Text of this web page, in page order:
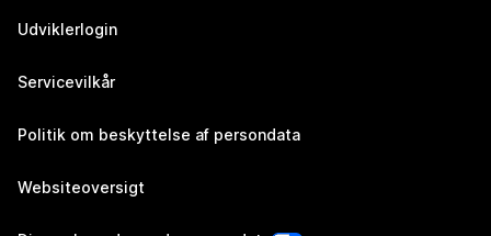
Udviklerlogin
Servicevilkår
Politik om beskyttelse af persondata
Websiteoversigt